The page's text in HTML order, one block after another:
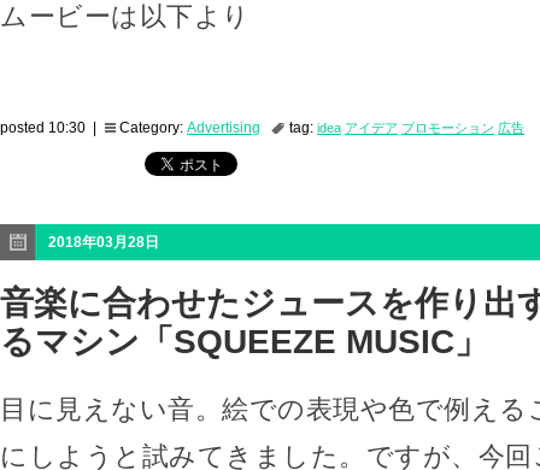
ムービーは以下より
posted 10:30 | Category: Advertising tag: idea アイデア プロモーション 広告
2018年03月28日
音楽に合わせたジュースを作り出
るマシン「SQUEEZE MUSIC」
目に見えない音。絵での表現や色で例え
にしようと試みてきました。ですが、今